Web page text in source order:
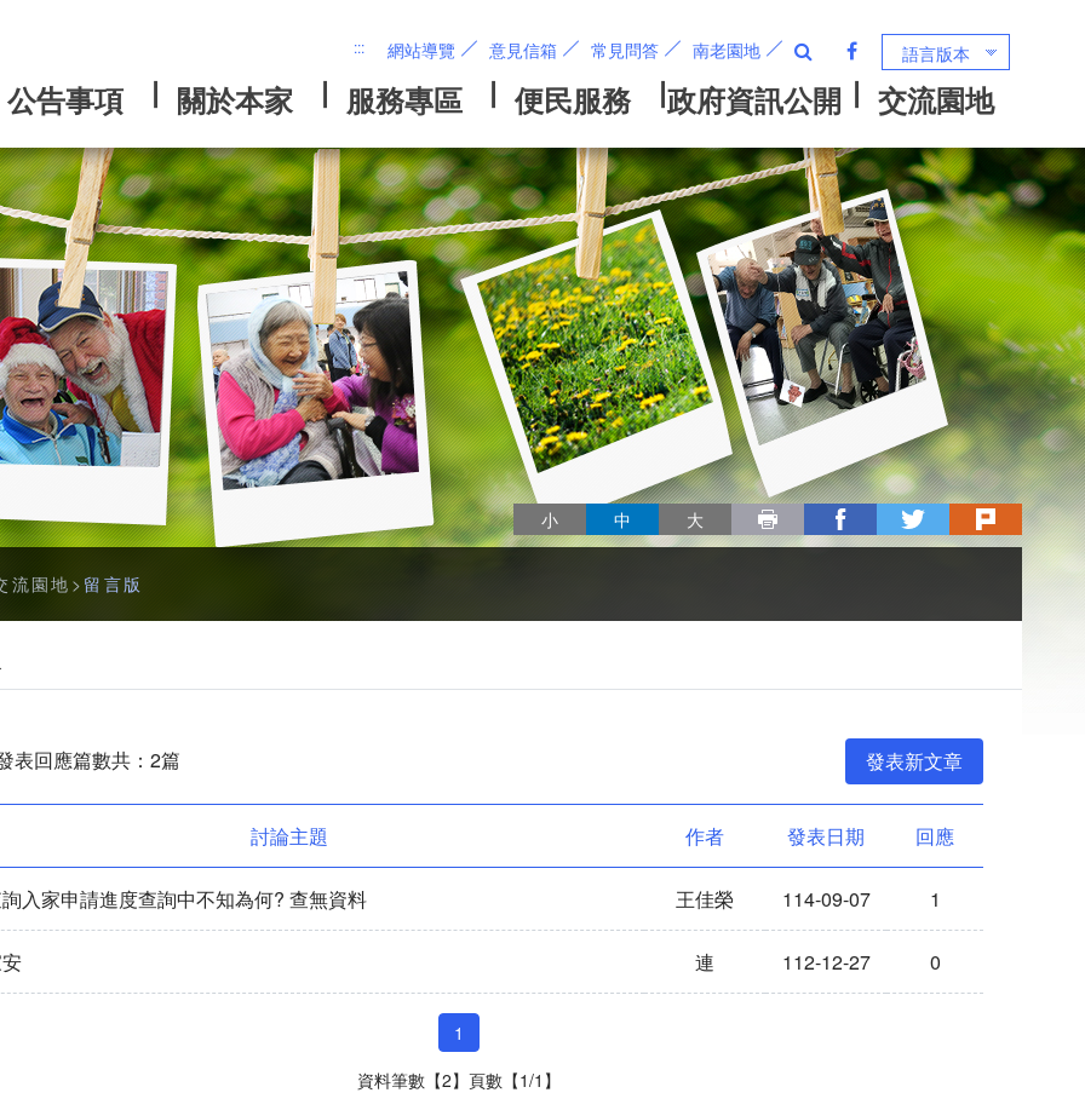
::: 網站導覽 意見信箱 常見問答 南老園地 語言版本
略
過
切
社
小 中 大 列印 facebook twitter plurk
流園地 留言版
表回應篇數共：2篇
討論主題 作者 發表日期 回應
入家申請進度查詢中不知為何? 查無資料 王佳榮 114-09-07 1
連 112-12-27 0
1
資料筆數【2】頁數【1/1】